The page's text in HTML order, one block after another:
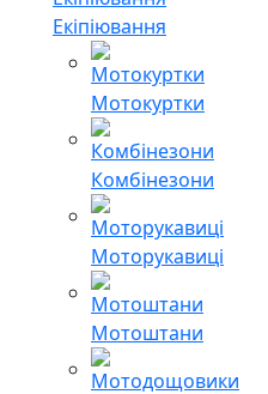
Екіпіювання
Мотокуртки
Комбінезони
Моторукавиці
Мотоштани